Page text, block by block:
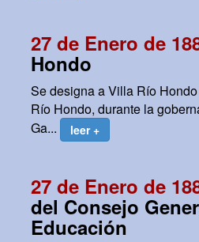
27 de Enero de
Hondo
Se designa a Villa Río
Río Hondo, durante la
Ga...
leer +
27 de Enero de
del Consejo
Educación